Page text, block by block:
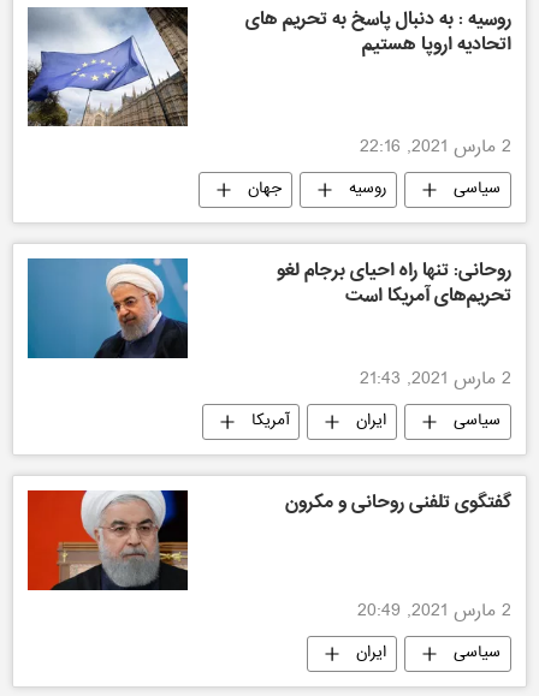
روسیه : به دنبال پاسخ به تحریم های
اتحادیه اروپا هستیم
2 مارس 2021, 22:16
سیاسی روسیه جهان
روحانی: تنها راه احیای برجام لغو
تحریم‌های آمریکا است
2 مارس 2021, 21:43
سیاسی ایران
آمریکا
جهان
گفتگوی تلفنی روحانی و مکرون
2 مارس 2021, 20:49
سیاسی ایران